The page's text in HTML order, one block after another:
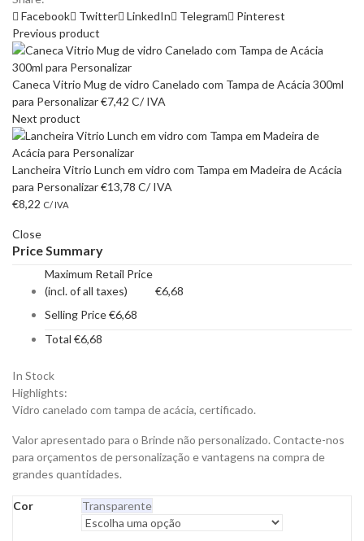
Facebook
Twitter LinkedIn Telegram
Pinterest
Previous product
Caneca Vitrio Mug de vidro Canelado com Tampa de Acácia 300ml
para Personalizar€7,42 C/ IVA
Next product
Lancheira Vitrio Lunch em vidro com Tampa em Madeira de Acácia
para Personalizar€13,78 C/ IVA
€8,22 C/ IVA
Close
Price Summary
Maximum Retail Price
(incl. of all taxes)
€6,68
Selling Price€6,68
Total €6,68
In Stock
Highlights:
Vidro canelado com tampa de acácia, certificado.
Valor apresentado para o Brinde não personalizado. Contacte-nos
para orçamentos de personalização e vantagens na compra de
grandes quantidades.
Cor Transparente